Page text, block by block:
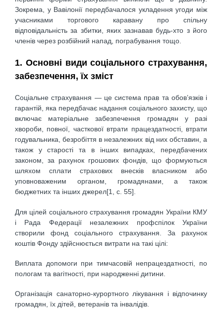
Зокрема, у Вавілонії передбачалося укладення угоди між
учасниками торгового каравану про спільну
відповідальність за збитки, яких зазнавав будь-хто з його
членів через розбійний напад, пограбування тощо.
1. Основні види соціального страхування,
забезпечення, їх зміст
Соціальне страхування — це система прав та обов’язків і
гарантій, яка передбачає надання соціального захисту, що
включає матеріальне забезпечення громадян у разі
хвороби, повної, часткової втрати працездатності, втрати
годувальника, безробіття в незалежних від них обставин, а
також у старості та в інших випадках, передбачених
законом, за рахунок грошових фондів, що формуються
шляхом сплати страхових внесків власником або
уповноваженим органом, громадянами, а також
бюджетних та інших джерел[1, с. 55].
Для цілей соціального страхування громадян України КМУ
і Рада Федерації незалежних профспілок України
створили фонд соціального страхування. За рахунок
коштів Фонду здійснюється витрати на такі цілі:
Виплата допомоги при тимчасовій непрацездатності, по
пологам та вагітності, при народженні дитини.
Організація санаторно-курортного лікування і відпочинку
громадян, їх дітей, ветеранів та інвалідів.